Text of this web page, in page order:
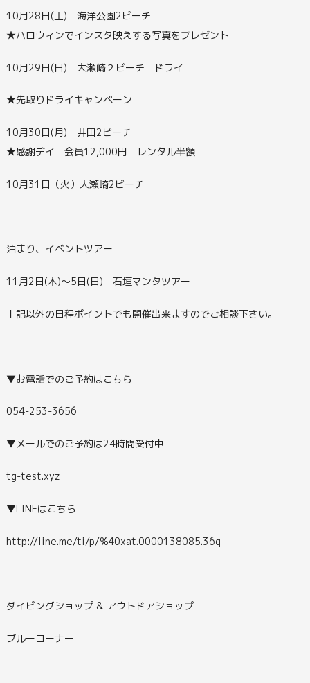
10月28日(土) 海洋公園2ビーチ
★ハロウィンでインスタ映えする写真をプレゼント
10月29日(日) 大瀬崎２ビーチ ドライ
★先取りドライキャンペーン
10月30日(月) 井田2ビーチ
★感謝デイ 会員12,000円 レンタル半額
10月31日（火）大瀬崎2ビーチ
泊まり、イベントツアー
11月2日(木)～5日(日) 石垣マンタツアー
上記以外の日程ポイントでも開催出来ますのでご相談下さい。
▼お電話でのご予約はこちら
054-253-3656
▼メールでのご予約は24時間受付中
tg-test.xyz
▼LINEはこちら
http://line.me/ti/p/%40xat.0000138085.36q
ダイビングショップ & アウトドアショップ
ブルーコーナー